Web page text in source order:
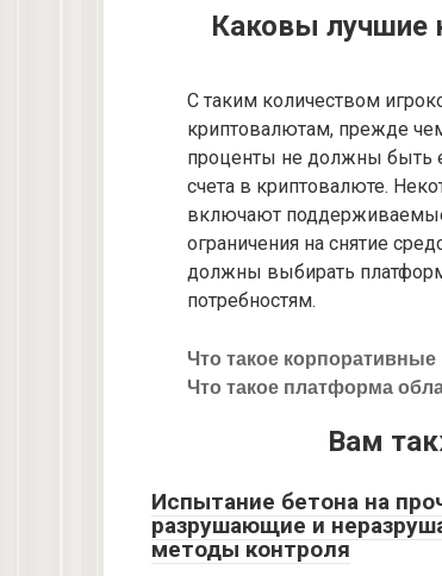
Каковы лучшие
С таким количеством
криптовалютам, прежде
проценты не должны быть
счета в криптовалюте.
включают
ограничения на снятие
должны выбирать
потребностям.
Что такое
Что такое платформа
Вам
Испытание бетона на
разрушающие и
методы контроля